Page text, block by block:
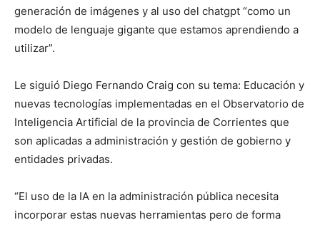
generación de imágenes y al uso del chatgpt “como un
modelo de lenguaje gigante que estamos aprendiendo a
utilizar”.
Le siguió Diego Fernando Craig con su tema: Educación y
nuevas tecnologías implementadas en el Observatorio de
Inteligencia Artificial de la provincia de Corrientes que
son aplicadas a administración y gestión de gobierno y
entidades privadas.
“El uso de la IA en la administración pública necesita
incorporar estas nuevas herramientas pero de forma